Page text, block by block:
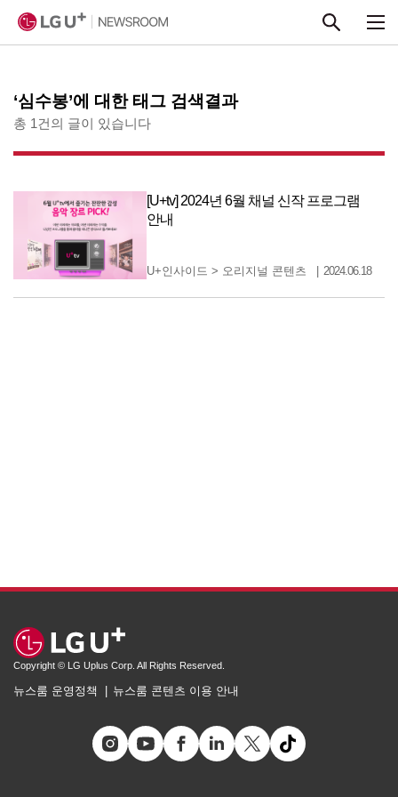
‘심수봉’에 대한 태그 검색결과
총 1건의 글이 있습니다
[U+tv] 2024년 6월 채널 신작 프로그램
안내
U+인사이드 > 오리지널 콘텐츠 2024.06.18
Copyright © LG Uplus Corp. All Rights Reserved.
뉴스룸 운영정책 뉴스룸 콘텐츠 이용 안내